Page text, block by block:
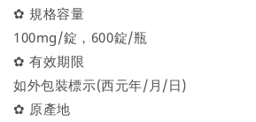
✿ 規格容量
100mg/錠，600錠/瓶
✿ 有效期限
如外包裝標示(西元年/月/日)
✿ 原產地